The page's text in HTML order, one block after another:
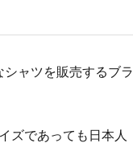
ャツを販売するブラ
ズであっても日本人